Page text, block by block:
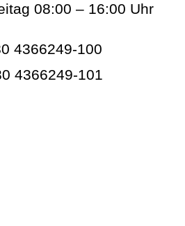
08:00 – 16:00 Uhr
4366249-100
4366249-101